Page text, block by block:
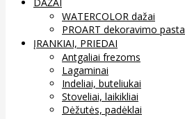
WATERCOLOR dažai
PROART dekoravimo pasta
ĮRANKIAI, PRIEDAI
Antgaliai frezoms
Lagaminai
Indeliai, buteliukai
Stoveliai, laikikliai
Dėžutės, padėklai